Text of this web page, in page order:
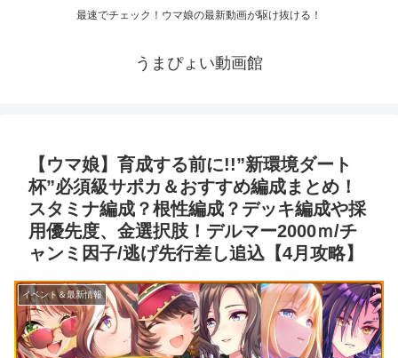
最速でチェック！ウマ娘の最新動画が駆け抜ける！
うまぴょい動画館
【ウマ娘】育成する前に!!”新環境ダート
杯”必須級サポカ＆おすすめ編成まとめ！
スタミナ編成？根性編成？デッキ編成や採
用優先度、金選択肢！デルマー2000ｍ/チ
ャンミ因子/逃げ先行差し追込【4月攻略】
イベント＆最新情報